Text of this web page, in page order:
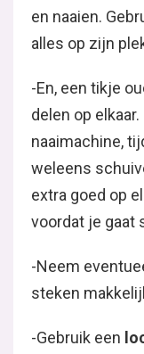
en naaien.
alles op zijn
-En, een tikje
delen op
naaimachine,
weleens
extra goed op
voordat je gaat
-Neem
steken
-Gebruik een